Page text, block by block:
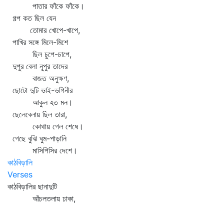
পাতার ফাঁকে ফাঁকে।
গল্প কত ছিল যেন
তোমার খোপে-খাপে,
পাখির সঙ্গে মিলে-মিশে
ছিল চুপে-চাপে,
দুপুর বেলা নূপুর তাদের
বাজত অনুক্ষণ,
ছোটো দুটি ভাই-ভগিনীর
আকুল হত মন।
ছেলেবেলায় ছিল তারা,
কোথায় গেল শেষে।
গেছে বুঝি ঘুম-পাড়ানি
মাসিপিসির দেশে।
কাঠবিড়ালি
Verses
কাঠবিড়ালির ছানাদুটি
আঁচলতলায় ঢাকা,